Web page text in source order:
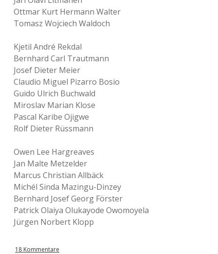
Ottmar Kurt Hermann Walter
Tomasz Wojciech Waldoch
Kjetil André Rekdal
Bernhard Carl Trautmann
Josef Dieter Meier
Claudio Miguel Pizarro Bosio
Guido Ulrich Buchwald
Miroslav Marian Klose
Pascal Karibe Ojigwe
Rolf Dieter Rüssmann
Owen Lee Hargreaves
Jan Malte Metzelder
Marcus Christian Allbäck
Michél Sinda Mazingu-Dinzey
Bernhard Josef Georg Förster
Patrick Olaiya Olukayode Owomoyela
Jürgen Norbert Klopp
18 Kommentare